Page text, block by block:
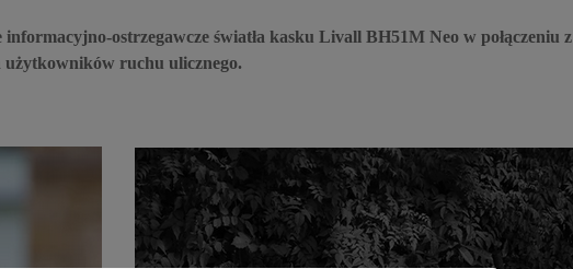
informacyjno-ostrzegawcze światła kasku Livall BH51M Neo w połączeniu z
użytkowników ruchu ulicznego.